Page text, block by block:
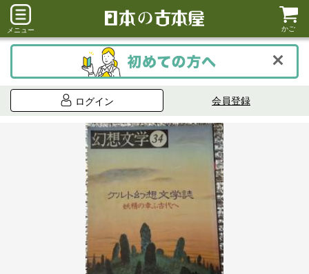
メニュー かご
ログイン 会員登録